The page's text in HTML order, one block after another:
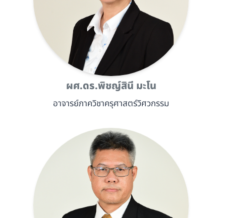
ผศ.ดร.พิชญ์สินี มะโน
อาจารย์ภาควิชาครุศาสตร์วิศวกรรม